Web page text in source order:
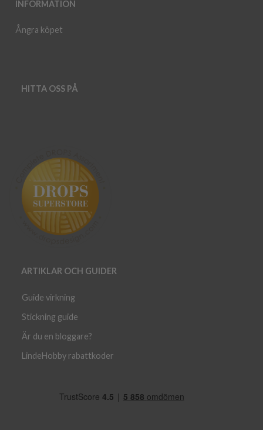
INFORMATION
Ångra köpet
HITTA OSS PÅ
ARTIKLAR OCH GUIDER
Guide virkning
Stickning guide
Är du en bloggare?
LindeHobby rabattkoder